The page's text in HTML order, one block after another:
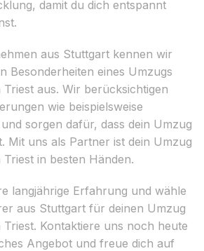
damit du dich entspannt
aus Stuttgart kennen wir
Besonderheiten eines Umzugs
aus. Wir berücksichtigen
wie beispielsweise
sorgen dafür, dass dein Umzug
Mit uns als Partner ist dein Umzug
in besten Händen.
langjährige Erfahrung und wähle
aus Stuttgart für deinen Umzug
Kontaktiere uns noch heute
Angebot und freue dich auf